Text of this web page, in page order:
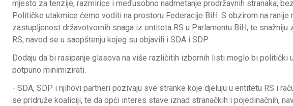
mjesto za tenzije, razmirice i međusobno nadmetanje prodržavnih stranaka,
Političke utakmice ćemo voditi na prostoru Federacije BiH. S obzirom na
zastupljenost državotvornih snaga iz entiteta RS u Parlamentu BiH, te
RS, navod se u saopštenju kojeg su objavili i SDA i SDP.
Dodaju da bi rasipanje glasova na više različitih izbornih listi moglo bi politički
potpuno minimizirati.
- SDA, SDP i njihovi partneri pozivaju sve stranke koje djeluju u entitetu RS i
se pridruže koaliciji, te da opći interes stave iznad stranačkih i pojedinačnih,